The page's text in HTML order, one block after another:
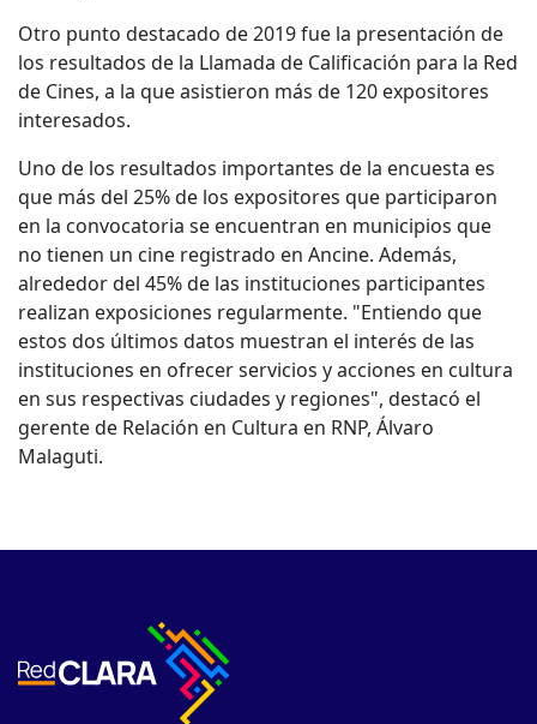
Otro punto destacado de 2019 fue la presentación de
los resultados de la Llamada de Calificación para la Red
de Cines, a la que asistieron más de 120 expositores
interesados.
Uno de los resultados importantes de la encuesta es
que más del 25% de los expositores que participaron
en la convocatoria se encuentran en municipios que
no tienen un cine registrado en Ancine. Además,
alrededor del 45% de las instituciones participantes
realizan exposiciones regularmente. "Entiendo que
estos dos últimos datos muestran el interés de las
instituciones en ofrecer servicios y acciones en cultura
en sus respectivas ciudades y regiones", destacó el
gerente de Relación en Cultura en RNP, Álvaro
Malaguti.